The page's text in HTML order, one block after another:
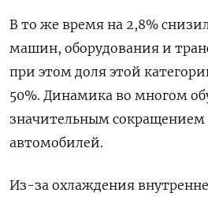
В то же время на 2,8%
машин, оборудования и
при этом доля этой
50%. Динамика во многом
значительным сокращением
автомобилей.
Из-за охлаждения